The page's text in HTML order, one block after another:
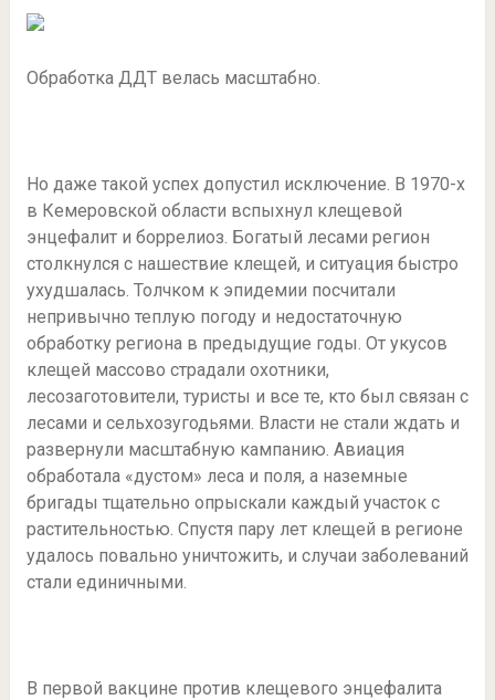
Обработка ДДТ велась масштабно.
Но даже такой успех допустил исключение. В 1970-х
в Кемеровской области вспыхнул клещевой
энцефалит и боррелиоз. Богатый лесами регион
столкнулся с нашествие клещей, и ситуация быстро
ухудшалась. Толчком к эпидемии посчитали
непривычно теплую погоду и недостаточную
обработку региона в предыдущие годы. От укусов
клещей массово страдали охотники,
лесозаготовители, туристы и все те, кто был связан с
лесами и сельхозугодьями. Власти не стали ждать и
развернули масштабную кампанию. Авиация
обработала «дустом» леса и поля, а наземные
бригады тщательно опрыскали каждый участок с
растительностью. Спустя пару лет клещей в регионе
удалось повально уничтожить, и случаи заболеваний
стали единичными.
В первой вакцине против клещевого энцефалита